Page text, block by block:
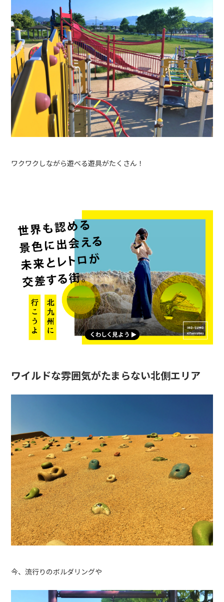
ワクワクしながら遊べる遊具がたくさん！
ワイルドな雰囲気がたまらない北側エリア
今、流行りのボルダリングや